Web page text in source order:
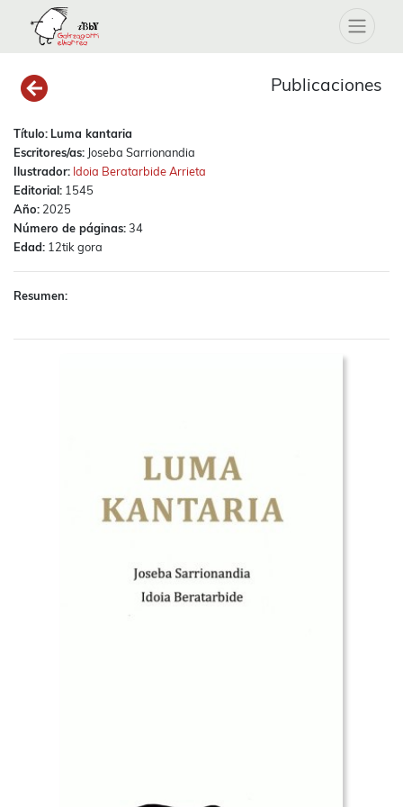
Publicaciones
Título: Luma kantaria
Escritores/as: Joseba Sarrionandia
Ilustrador: Idoia Beratarbide Arrieta
Editorial: 1545
Año: 2025
Número de páginas:34
Edad: 12tik gora
Resumen: